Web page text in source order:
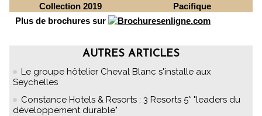
Collection 2019
Pacifique
Plus de brochures sur
AUTRES ARTICLES
Le groupe hôtelier Cheval Blanc s'installe aux
Seychelles
Constance Hotels & Resorts : 3 Resorts 5* "leaders du
développement durable"